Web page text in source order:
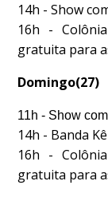
14h - Show
16h -
gratuita para
Domingo(27)
11h - Show
14h - Banda
16h -
gratuita para